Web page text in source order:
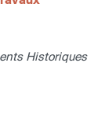
Historiques